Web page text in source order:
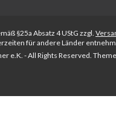
§25a Absatz 4 UStG zzgl.
für andere Länder
e.K. - All Rights Reserved.